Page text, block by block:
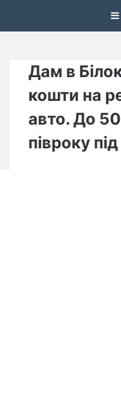
Дам в
кошти на
авто. До
півроку